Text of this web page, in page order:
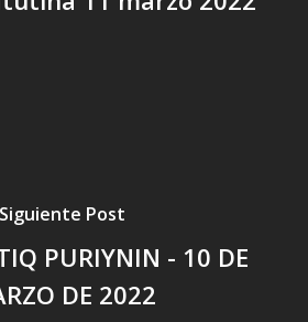
Siguiente Post
PURIYNIN - 10 DE
DE 2022